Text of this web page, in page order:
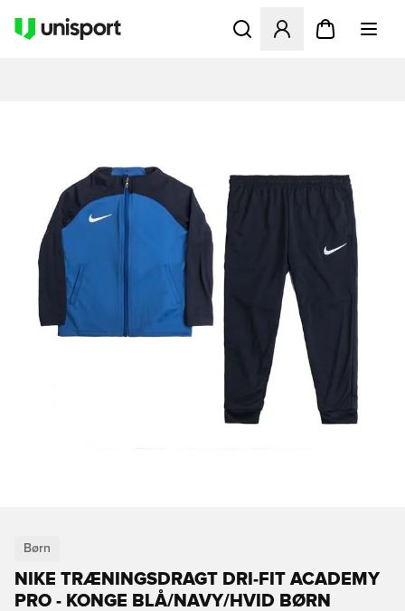
Åbner en Modal til at
Børn
NIKE TRÆNINGSDRAGT DRI-FIT ACADEMY
PRO - KONGE BLÅ/NAVY/HVID BØRN